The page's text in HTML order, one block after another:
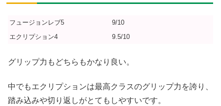
フュージョンレブ5
9/10
エクリプション4
9.5/10
グリップ力もどちらもかなり良い。
中でもエクリプションは最高クラスのグリップ力を誇り、
踏み込みや切り返しがとてもしやすいです。